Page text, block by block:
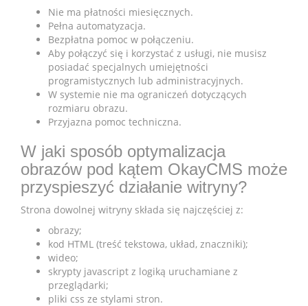
Nie ma płatności miesięcznych.
Pełna automatyzacja.
Bezpłatna pomoc w połączeniu.
Aby połączyć się i korzystać z usługi, nie musisz
posiadać specjalnych umiejętności
programistycznych lub administracyjnych.
W systemie nie ma ograniczeń dotyczących
rozmiaru obrazu.
Przyjazna pomoc techniczna.
W jaki sposób optymalizacja
obrazów pod kątem OkayCMS może
przyspieszyć działanie witryny?
Strona dowolnej witryny składa się najczęściej z:
obrazy;
kod HTML (treść tekstowa, układ, znaczniki);
wideo;
skrypty javascript z logiką uruchamiane z
przeglądarki;
pliki css ze stylami stron.